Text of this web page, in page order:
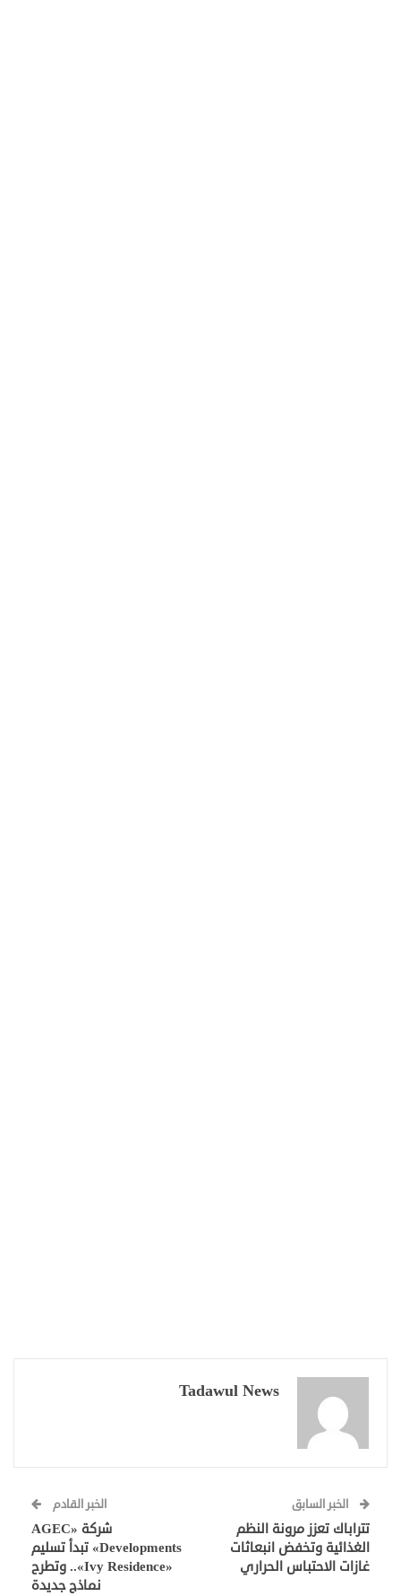
Tadawul News
الخبر السابق
تتراباك تعزز مرونة النظم
الغذائية وتخفض انبعاثات
غازات الاحتباس الحراري
الخبر القادم
شركة «AGEC
Developments» تبدأ تسليم
«Ivy Residence».. وتطرح
نماذج جديدة